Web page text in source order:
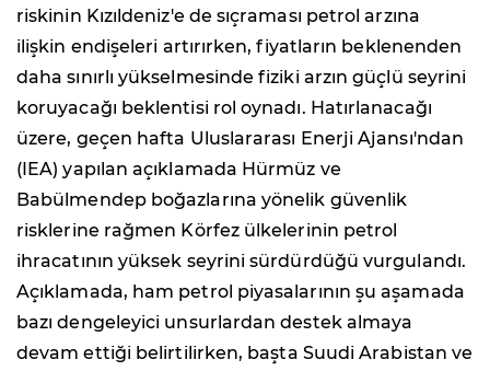
riskinin Kızıldeniz'e de sıçraması petrol arzına
ilişkin endişeleri artırırken, fiyatların beklenenden
daha sınırlı yükselmesinde fiziki arzın güçlü seyrini
koruyacağı beklentisi rol oynadı. Hatırlanacağı
üzere, geçen hafta Uluslararası Enerji Ajansı'ndan
(IEA) yapılan açıklamada Hürmüz ve
Babülmendep boğazlarına yönelik güvenlik
risklerine rağmen Körfez ülkelerinin petrol
ihracatının yüksek seyrini sürdürdüğü vurgulandı.
Açıklamada, ham petrol piyasalarının şu aşamada
bazı dengeleyici unsurlardan destek almaya
devam ettiği belirtilirken, başta Suudi Arabistan ve